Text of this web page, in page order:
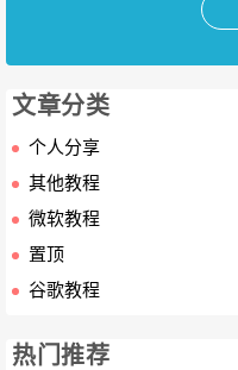
文章分类
个人分享
其他教程
微软教程
置顶
谷歌教程
热门推荐